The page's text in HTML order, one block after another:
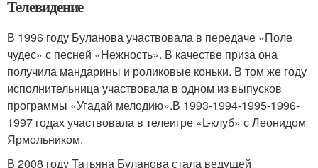
Телевидение
В 1996 году Буланова участвовала в передаче «Поле
чудес» с песней «Нежность». В качестве приза она
получила мандарины и роликовые коньки. В том же году
исполнительница участвовала в одном из выпусков
программы «Угадай мелодию».В 1993-1994-1995-1996-
1997 годах участвовала в телеигре «L-клуб» с Леонидом
Ярмольником.
В 2008 году Татьяна Буланова стала ведущей